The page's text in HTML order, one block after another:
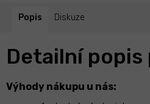
Popis Diskuze
Detailní
Výhody nákupu u nás: